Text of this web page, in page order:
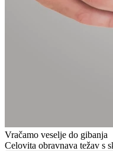
Vračamo veselje do gibanja
Celovita obravnava težav s